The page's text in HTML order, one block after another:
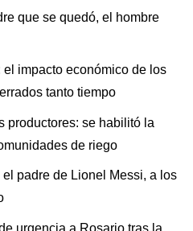
que se quedó, el hombre
el impacto económico de los
tanto tiempo
productores: se habilitó la
de riego
el padre de Lionel Messi, a los
urgencia a Rosario tras la